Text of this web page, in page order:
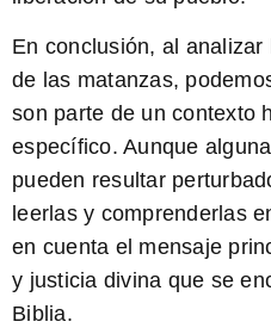
En conclusión, al
de las matanzas,
son parte de un contexto
específico. Aunque
pueden resultar
leerlas y comprenderlas
en cuenta el mensaje
y justicia divina que se
Biblia.